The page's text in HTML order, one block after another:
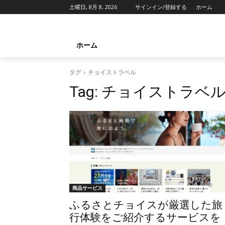
土曜日, 8月 8, 2026 サインイン/登録する ホーム
ホーム
タグ チョイストラベル
Tag: チョイストラベ
商品サービス
ふるさとチョイスが厳選した旅
行体験をご紹介するサービスを